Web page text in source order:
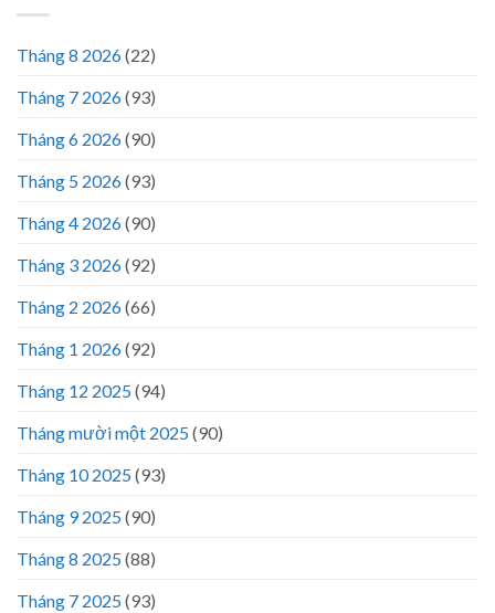
Tháng 8 2026(22)
Tháng 7 2026(93)
Tháng 6 2026(90)
Tháng 5 2026(93)
Tháng 4 2026(90)
Tháng 3 2026(92)
Tháng 2 2026(66)
Tháng 1 2026(92)
Tháng 12 2025(94)
Tháng mười một 2025(90)
Tháng 10 2025(93)
Tháng 9 2025(90)
Tháng 8 2025(88)
Tháng 7 2025(93)